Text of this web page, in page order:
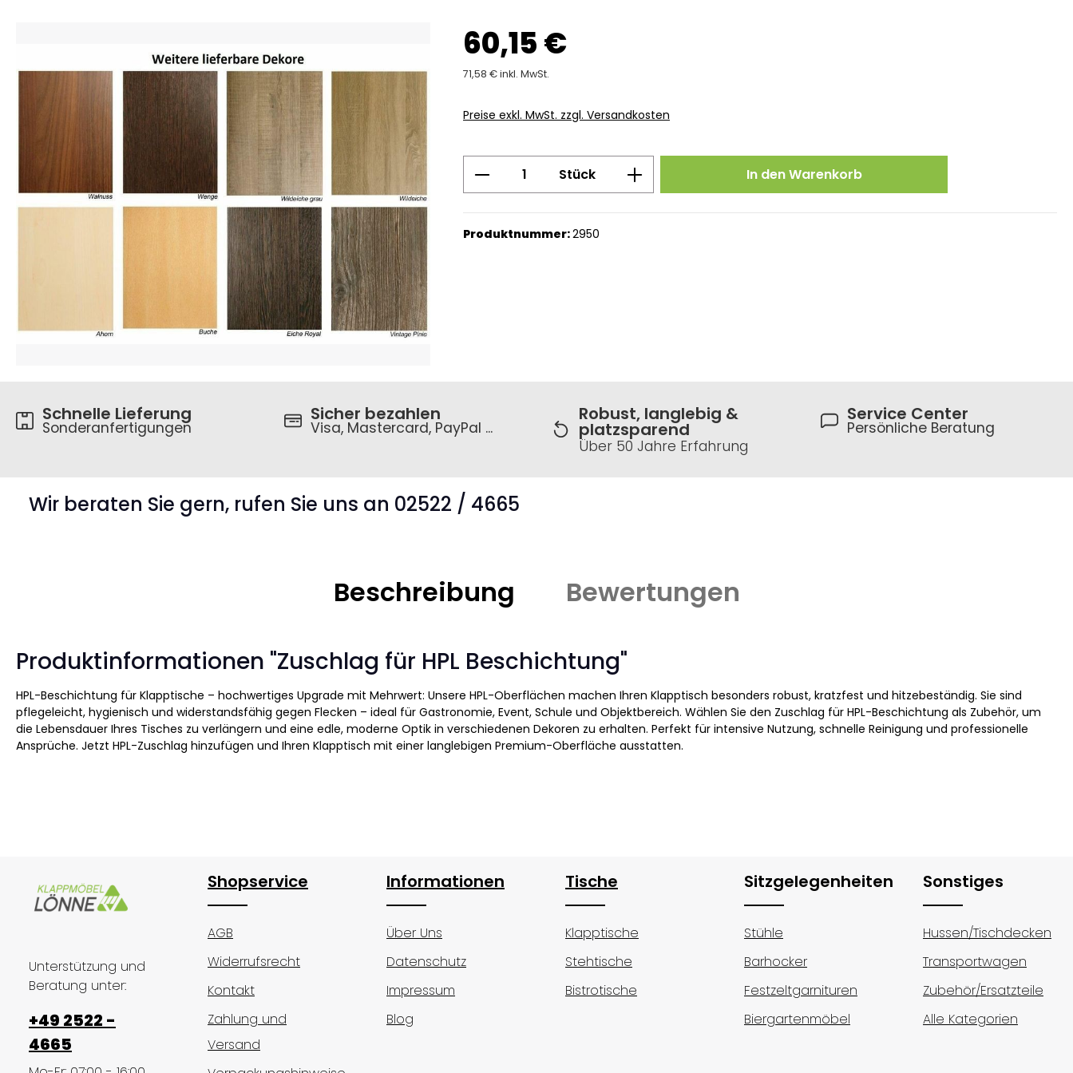
60,15 €
71,58 € inkl. MwSt.
Preise exkl. MwSt. zzgl. Versandkosten
Produkt Anzahl: Gib den gewünschten Wert ein oder benutze
Stück In den Warenkorb
Produktnummer:2950
Schnelle Lieferung
Sonderanfertigungen
Sicher bezahlen
Visa, Mastercard, PayPal ...
Robust, langlebig &
platzsparend
Über 50 Jahre Erfahrung
Service Center
Persönliche Beratung
Wir beraten Sie gern, rufen Sie uns an 02522 / 4665
Beschreibung Bewertungen
Produktinformationen "Zuschlag für HPL Beschichtung"
HPL-Beschichtung für Klapptische – hochwertiges Upgrade mit Mehrwert: Unsere HPL-Oberflächen machen Ihren Klapptisch besonders robust, kratzfest und hitzebeständig. Sie sind
pflegeleicht, hygienisch und widerstandsfähig gegen Flecken – ideal für Gastronomie, Event, Schule und Objektbereich. Wählen Sie den Zuschlag für HPL-Beschichtung als Zubehör, um
die Lebensdauer Ihres Tisches zu verlängern und eine edle, moderne Optik in verschiedenen Dekoren zu erhalten. Perfekt für intensive Nutzung, schnelle Reinigung und professionelle
Ansprüche. Jetzt HPL-Zuschlag hinzufügen und Ihren Klapptisch mit einer langlebigen Premium-Oberfläche ausstatten.
Unterstützung und
Beratung unter:
+49 2522 -
4665
Shopservice
AGB
Widerrufsrecht
Kontakt
Zahlung und
Versand
Informationen
Über Uns
Datenschutz
Impressum
Blog
Tische
Klapptische
Stehtische
Bistrotische
Sitzgelegenheiten
Stühle
Barhocker
Festzeltgarnituren
Biergartenmöbel
Sonstiges
Hussen/Tischdecken
Transportwagen
Zubehör/Ersatzteile
Alle Kategorien